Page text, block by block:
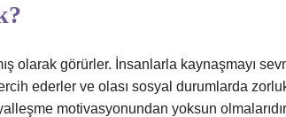
olarak görürler. İnsanlarla kaynaşmayı
ederler ve olası sosyal durumlarda
motivasyonundan yoksun